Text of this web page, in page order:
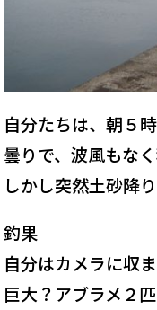
自分たちは、朝５
曇りで、波風もな
しかし突然土砂降
釣果
自分はカメラに収
巨大？アブラメ２